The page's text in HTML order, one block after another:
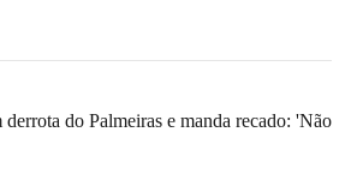
do Palmeiras e manda recado: 'Não